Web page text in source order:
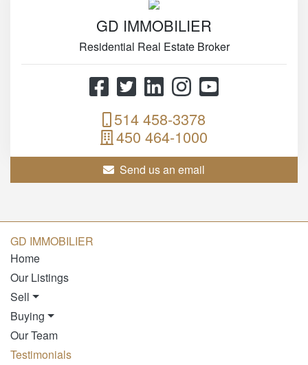
GD IMMOBILIER
Residential Real Estate Broker
514 458-3378
450 464-1000
Send us an email
GD IMMOBILIER
Home
Our Listings
Sell
Buying
Our Team
Testimonials